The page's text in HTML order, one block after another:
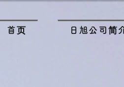
首页 日旭公司简